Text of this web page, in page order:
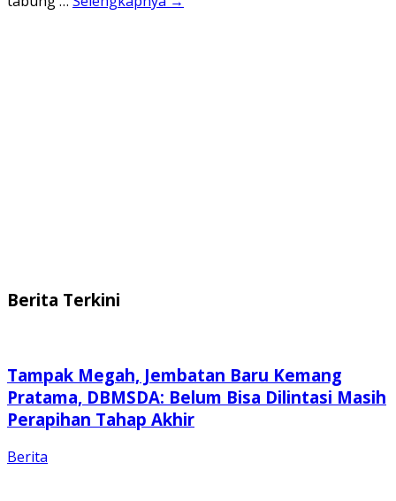
Berita Terkini
Tampak Megah, Jembatan Baru Kemang
Pratama, DBMSDA: Belum Bisa Dilintasi Masih
Perapihan Tahap Akhir
Berita